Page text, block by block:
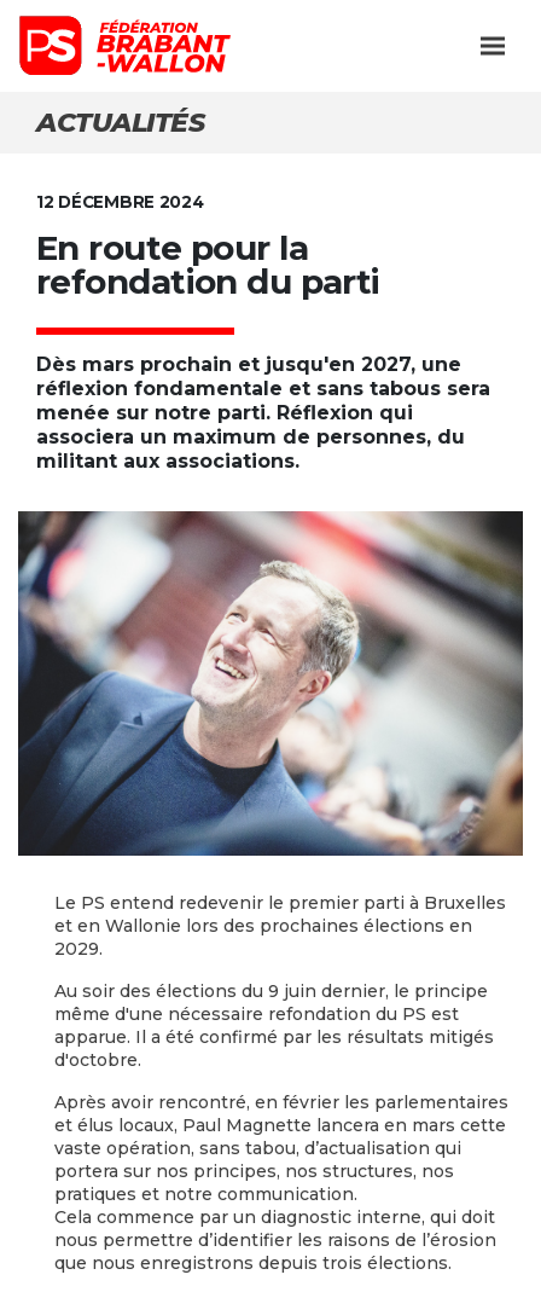
ACTUALITÉS
12 DÉCEMBRE 2024
En route pour la
refondation du parti
Dès mars prochain et jusqu'en 2027, une
réflexion fondamentale et sans tabous sera
menée sur notre parti. Réflexion qui
associera un maximum de personnes, du
militant aux associations.
Le PS entend redevenir le premier parti à Bruxelles
et en Wallonie lors des prochaines élections en
2029.
Au soir des élections du 9 juin dernier, le principe
même d'une nécessaire refondation du PS est
apparue. Il a été confirmé par les résultats mitigés
d'octobre.
Après avoir rencontré, en février les parlementaires
et élus locaux, Paul Magnette lancera en mars cette
vaste opération, sans tabou, d’actualisation qui
portera sur nos principes, nos structures, nos
pratiques et notre communication.
Cela commence par un diagnostic interne, qui doit
nous permettre d’identifier les raisons de l’érosion
que nous enregistrons depuis trois élections.